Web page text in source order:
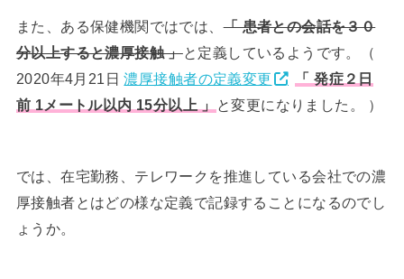
また、ある保健機関ではでは、「 患者との会話を３０
分以上すると濃厚接触 」と定義しているようです。（
2020年4月21日濃厚接触者の定義変更
「 発症２日
前 1メートル以内 15分以上 」
と変更になりました。 ）
では、在宅勤務、テレワークを推進している会社での濃
厚接触者とはどの様な定義で記録することになるのでし
ょうか。